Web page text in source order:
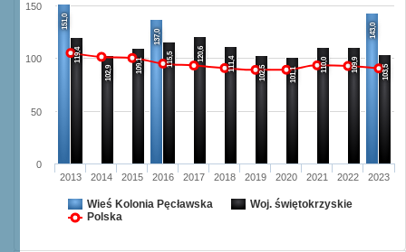
151,0
137,0
143,0
119,4
102,9
109,1 115,5 120,6
111,4
102,5 101,1
110,0 109,9 103,5
2013 2014 2015 2016 2017 2018 2019 2020 2021 2022 2023
0
50
100
150
Wieś Kolonia Pęcławska
Woj. świętokrzyskie
Polska